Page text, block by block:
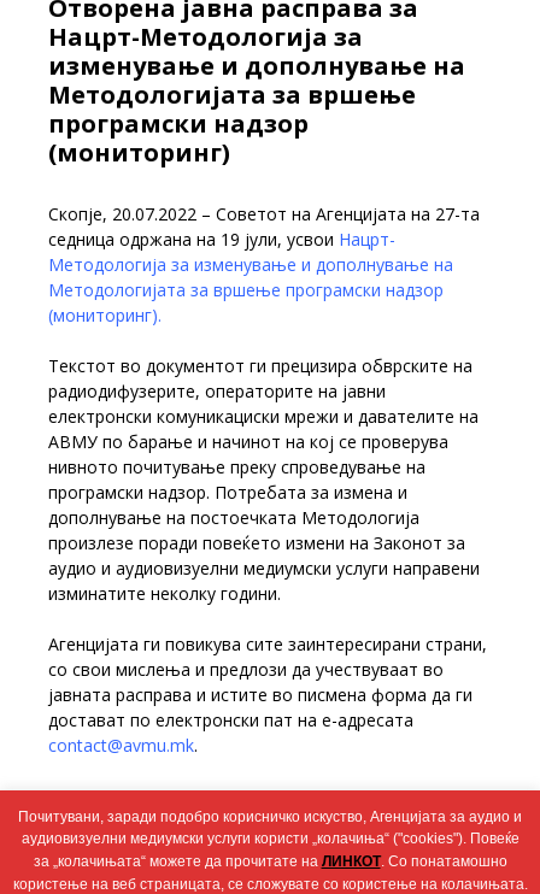
Отворена јавна расправа за
Нацрт-Методологија за
изменување и дополнување на
Методологијата за вршење
програмски надзор
(мониторинг)
Скопје, 20.07.2022 – Советот на Агенцијата на 27-та
седница одржана на 19 јули, усвои Нацрт-
Mетодологија за изменување и дополнување на
Методологијата за вршење програмски надзор
(мониторинг).
Текстот во документот ги прецизира обврските на
радиодифузерите, операторите на јавни
електронски комуникациски мрежи и давателите на
АВМУ по барање и начинот на кој се проверува
нивното почитување преку спроведување на
програмски надзор. Потребата за измена и
дополнување на постоечката Методологија
произлезе поради повеќето измени на Законот за
аудио и аудиовизуелни медиумски услуги направени
изминатите неколку години.
Агенцијата ги повикува сите заинтересирани страни,
со свои мислења и предлози да учествуваат во
јавната расправа и истите во писмена форма да ги
достават по електронски пат на е-адресата
contact@avmu.mk.
Јавната расправа трае 60 дена, заклучно со 17
септември 2022 година.
Почитувани, заради подобро корисничко искуство, Агенцијата за аудио и
аудиовизуелни медиумски услуги користи „колачиња“ ("cookies"). Повеќе
за „колачињата“ можете да прочитате на ЛИНКОТ. Со понатамошно
користење на веб страницата, се сложувате со користење на колачињата.